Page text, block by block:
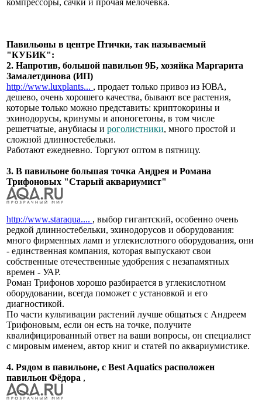
Павильоны в центре Птички, так называемый
"КУБИК":
2. Напротив, большой павильон 9Б, хозяйка Маргарита
Замалетдинова (ИП)
http://www.luxplants... , продает только привоз из ЮВА,
дешево, очень хорошего качества, бывают все растения,
которые только можно представить: криптокорины и
эхинодорусы, кринумы и апоногетоны, в том числе
решетчатые, анубиасы и роголистники, много простой и
сложной длинностебельки.
Работают ежедневно. Торгуют оптом в пятницу.
3. В павильоне большая точка Андрея и Романа
Трифоновых "Старый аквариумист"
http://www.staraqua.... , выбор гигантский, особенно очень
редкой длинностебельки, эхинодорусов и оборудования:
много фирменных ламп и углекислотного оборудования, они
- единственная компания, которая выпускают свои
собственные отечественные удобрения с незапамятных
времен - УАР.
Роман Трифонов хорошо разбирается в углекислотном
оборудовании, всегда поможет с установкой и его
диагностикой.
По части культивации растений лучше общаться с Андреем
Трифоновым, если он есть на точке, получите
квалифицированный ответ на ваши вопросы, он специалист
с мировым именем, автор книг и статей по аквариумистике.
4. Рядом в павильоне, с Best Aquatics расположен
павильон Фёдора ,